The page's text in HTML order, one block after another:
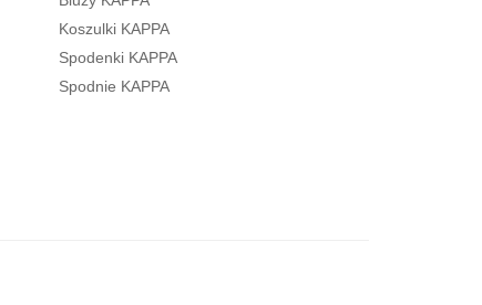
Koszulki KAPPA
Spodenki KAPPA
Spodnie KAPPA